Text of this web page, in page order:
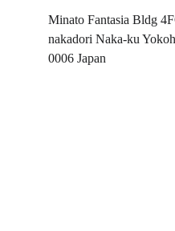
Minato Fantasia Bldg
nakadori Naka-ku
0006 Japan